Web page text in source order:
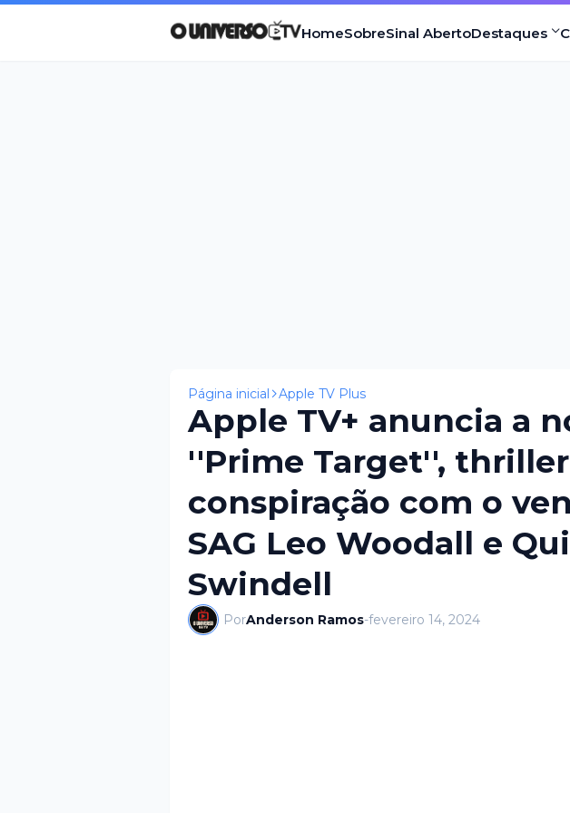
HomeSobreSinal AbertoDestaques
Página inicial Apple TV Plus
Apple TV+ anuncia a
''Prime Target'',
conspiração com o
SAG Leo Woodall e
Swindell
PorAnderson Ramos-fevereiro 14, 2024